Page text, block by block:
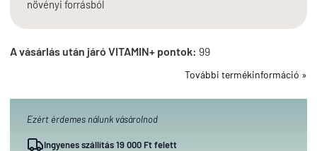
növényi forrásból
A vásárlás után járó VITAMIN+ pontok: 99
További termékinformáció »
Ezért érdemes nálunk vásárolnod
Ingyenes szállítás 19 000 Ft felett